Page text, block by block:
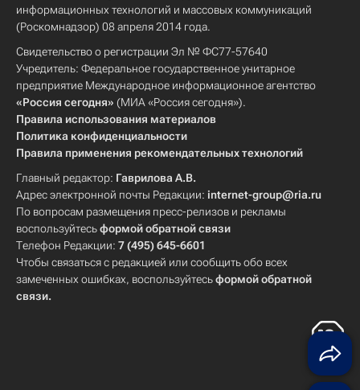
информационных технологий и массовых коммуникаций
(Роскомнадзор) 08 апреля 2014 года.
Свидетельство о регистрации Эл № ФС77-57640
Учредитель: Федеральное государственное унитарное
предприятие Международное информационное агентство
«Россия сегодня» (МИА «Россия сегодня»).
Правила использования материалов
Политика конфиденциальности
Правила применения рекомендательных технологий
Главный редактор: Гаврилова А.В.
Адрес электронной почты Редакции: internet-group@ria.ru
По вопросам размещения пресс-релизов и рекламы
воспользуйтесьформой обратной связи
Телефон Редакции: 7 (495) 645-6601
Чтобы связаться с редакцией или сообщить обо всех
замеченных ошибках, воспользуйтесьформой обратной
связи.